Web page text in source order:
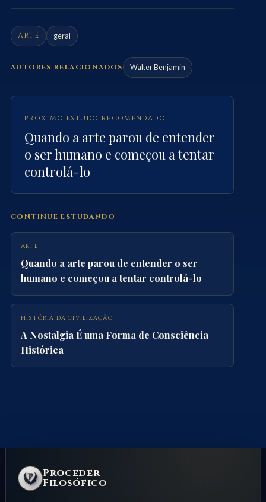
ARTE geral
AUTORES RELACIONADOS Walter Benjamin
PRÓXIMO ESTUDO RECOMENDADO
Quando a arte parou de entender
o ser humano e começou a tentar
controlá-lo
CONTINUE ESTUDANDO
ARTE
Quando a arte parou de entender o ser
humano e começou a tentar controlá-lo
HISTÓRIA DA CIVILIZAÇÃO
A Nostalgia É uma Forma de Consciência
Histórica
Proceder
Filosófico